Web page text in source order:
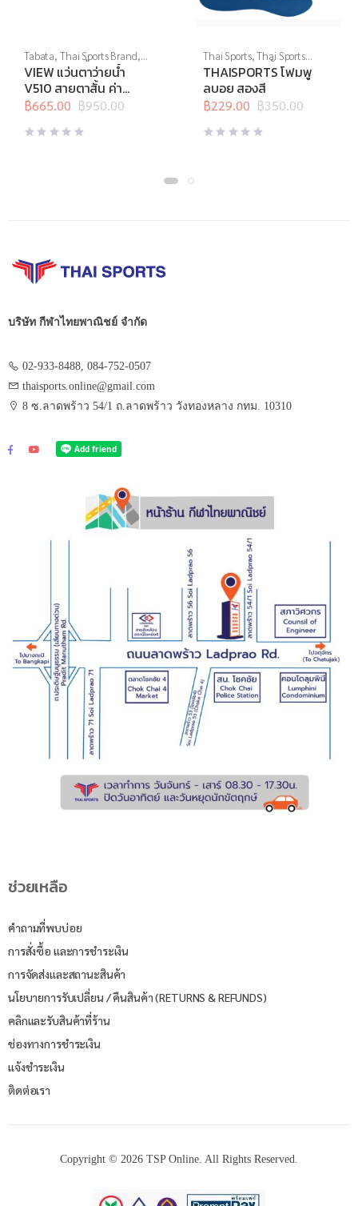
Tabata, Thai Sports Brand,
View,กีฬาทางน้ำ,แว่นตาว่าย
น้ำ,แว่นตาว่ายน้ำสายตา
VIEW แว่นตาว่ายน้ำ
V510 สายตาสั้น ค่า
สายตา -2.0 ถึง -10.0
฿950.00
Original
price
was:
฿665.00
Current
price
is:
Thai Sports,Thai Sports
Brand,กีฬาทางน้ำ ,อุปกรณ์ทาง
น้ำอื่นๆ
THAISPORTS โฟมพู
ลบอย สองสี
฿350.00
Original
price
was:
฿229.00
Current
price
is:
บริษัท กีฬาไทยพาณิชย์ จำกัด
02-933-8488, 084-752-0507
thaisports.online@gmail.com
8 ซ.ลาดพร้าว 54/1 ถ.ลาดพร้าว วังทองหลาง กทม. 10310
ช่วยเหลือ
คำถามที่พบบ่อย
การสั่งซื้อ และการชำระเงิน
การจัดส่งและสถานะสินค้า
นโยบายการรับเปลี่ยน / คืนสินค้า (RETURNS & REFUNDS)
คลิกและรับสินค้าที่ร้าน
ช่องทางการชำระเงิน
แจ้งชำระเงิน
ติดต่อเรา
Copyright © 2026 TSP Online. All Rights Reserved.